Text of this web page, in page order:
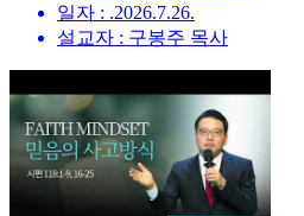
일자 : .2026.7.26.
설교자 : 구봉주 목사